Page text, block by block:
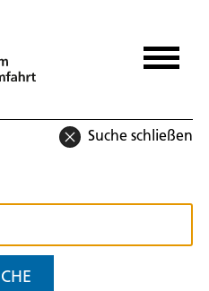
Suche schließen